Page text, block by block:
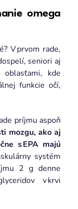
omega
V prvom rade,
seniori aj
oblasťami, kde
funkcie očí,
príjmu aspoň
mozgu, ako aj
s EPA majú
systém
2 g denne
v krvi